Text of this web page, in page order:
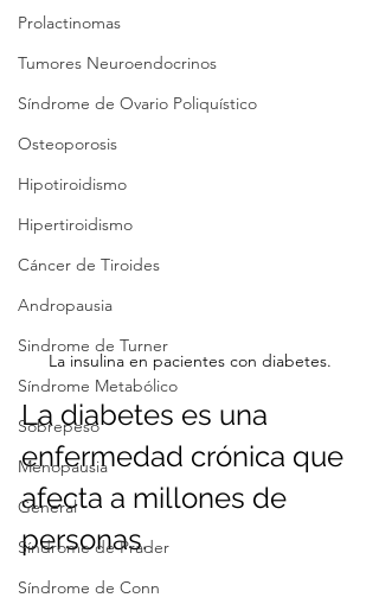
Prolactinomas
Tumores Neuroendocrinos
Síndrome de Ovario Poliquístico
Osteoporosis
Hipotiroidismo
Hipertiroidismo
Cáncer de Tiroides
Andropausia
Sindrome de Turner
Síndrome Metabólico
Sobrepeso
Menopausia
General
Síndrome de Prader
Síndrome de Conn
La insulina en pacientes con diabetes.
La diabetes es una
enfermedad crónica que
afecta a millones de
personas.